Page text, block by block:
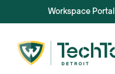
Workspace Portal